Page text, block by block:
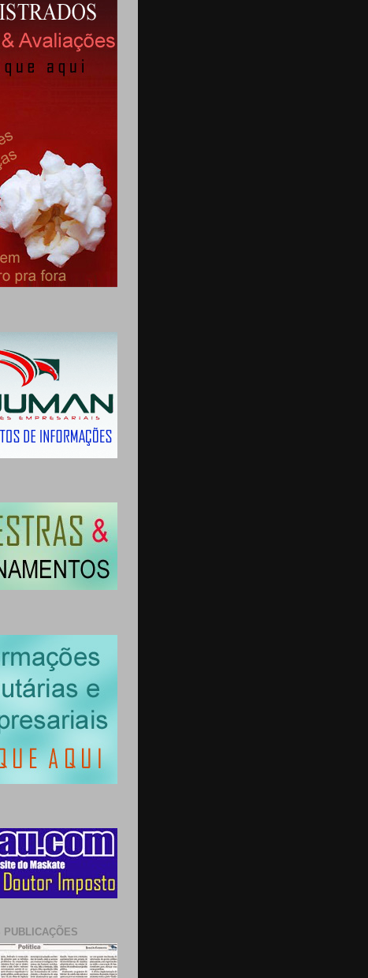
PUBLICAÇÕES